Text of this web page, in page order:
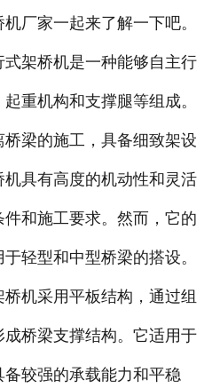
联系我们
厂家一起来了解一下吧。
架桥机是一种能够自主行
重机构和支撑腿等组成。
梁的施工，具备细致架设
具有高度的机动性和灵活
和施工要求。然而，它的
轻型和中型桥梁的搭设。
机采用平板结构，通过组
桥梁支撑结构。它适用于
较强的承载能力和平稳